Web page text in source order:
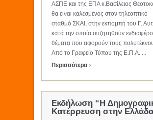
ΑΣΠΕ και της ΕΠΑ κ.Βασίλειος
θα είναι καλεσμένος στον τηλεοπτικό
σταθμό ΣΚΑΙ, στην εκπομπή του Γ.
κατά την οποία συζητηθούν
θέματα που αφορούν τους
Από το Γραφείο Τύπου της Ε.Π.Α. ...
Περισσότερα ›
Εκδήλωση “Η
Κατέρρευση στην